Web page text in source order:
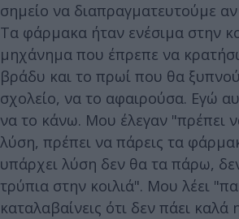
σημείο να διαπραγματευτούμε
Τα φάρμακα ήταν ενέσιμα στην
μηχάνημα που έπρεπε να
βράδυ και το πρωί που θα
σχολείο, να το αφαιρούσα. Εγώ
να το κάνω. Μου έλεγαν "πρέπει
λύση, πρέπει να πάρεις τα
υπάρχει λύση δεν θα τα πάρω,
τρύπια στην κοιλιά". Μου λέει
καταλαβαίνεις ότι δεν πάει